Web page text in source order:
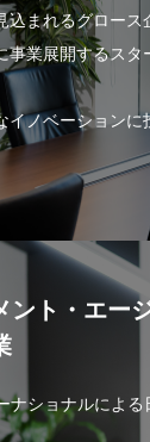
込まれるグロース
事業展開するス
イノベーション
ント・エー
ナショナルによ